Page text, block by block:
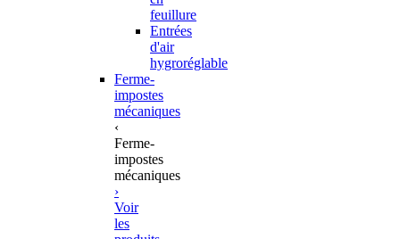
feuillure
Entrées
d'air
hygroréglable
Ferme-
impostes
mécaniques
‹
Ferme-
impostes
mécaniques
›
Voir
les